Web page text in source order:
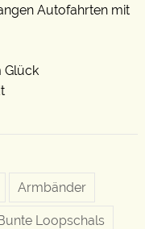
Autofahrten mit
Glück
Armbänder
Loopschals